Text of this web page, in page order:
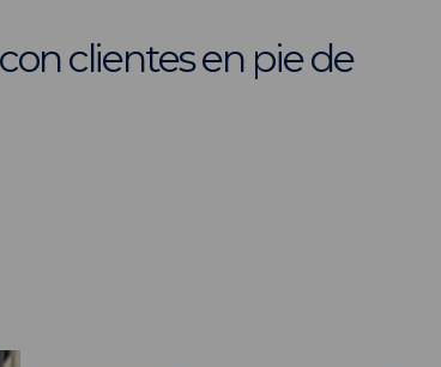
clientes en pie de